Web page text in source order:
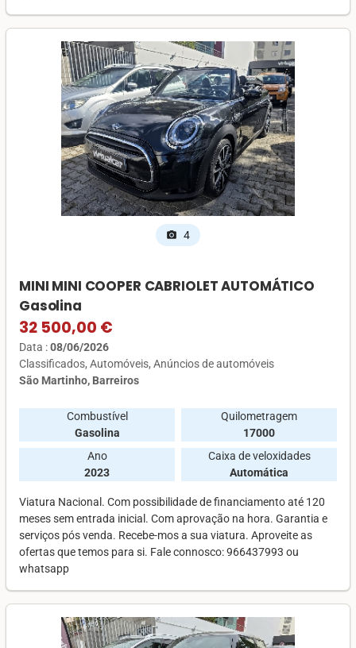
photo_camera 4
MINI MINI COOPER CABRIOLET AUTOMÁTICO
Gasolina
32 500,00 €
Data :08/06/2026
Classificados Automóveis Anúncios de automóveis
São Martinho, Barreiros
Combustível
Gasolina
Quilometragem
17000
Ano
2023
Caixa de veloxidades
Automática
Viatura Nacional. Com possibilidade de financiamento até 120
meses sem entrada inicial. Com aprovação na hora. Garantia e
serviços pós venda. Recebe-mos a sua viatura. Aproveite as
ofertas que temos para si. Fale connosco: 966437993 ou
whatsapp